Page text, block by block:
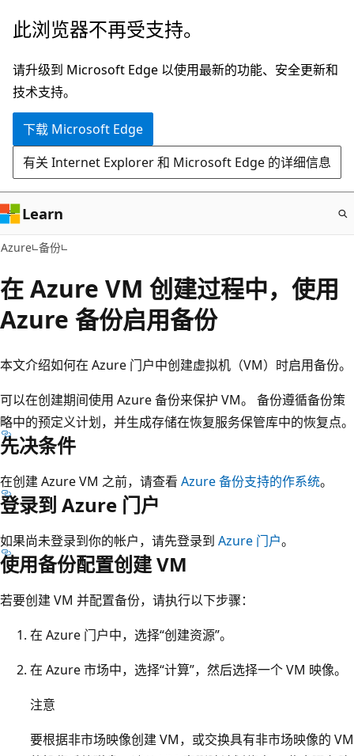
跳
主
要
内
此浏览器不再受支持。
请升级到 Microsoft Edge 以使用最新的功能、安全更新和
技术支持。
下载 Microsoft Edge
有关 Internet Explorer 和 Microsoft Edge 的详细信息
Learn
Azure 备份
在 Azure VM 创建过程中，使用
Azure 备份启用备份
本文介绍如何在 Azure 门户中创建虚拟机（VM）时启用备份。
可以在创建期间使用 Azure 备份来保护 VM。 备份遵循备份策
略中的预定义计划，并生成存储在恢复服务保管库中的恢复点。
先决条件
在创建 Azure VM 之前，请查看 Azure 备份支持的作系统。
登录到 Azure 门户
如果尚未登录到你的帐户，请先登录到 Azure 门户。
使用备份配置创建 VM
若要创建 VM 并配置备份，请执行以下步骤：
在 Azure 门户中，选择“创建资源”。
在 Azure 市场中，选择“计算”，然后选择一个 VM 映像。
注意
要根据非市场映像创建 VM，或交换具有非市场映像的 VM